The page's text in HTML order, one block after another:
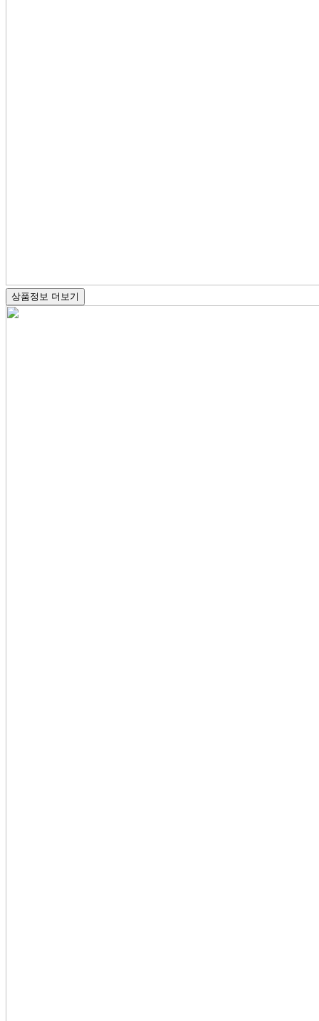
상품정보 더보기